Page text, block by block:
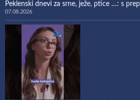
Peklenski dnevi za srne, ježe, ptice …: s
07.08.2026